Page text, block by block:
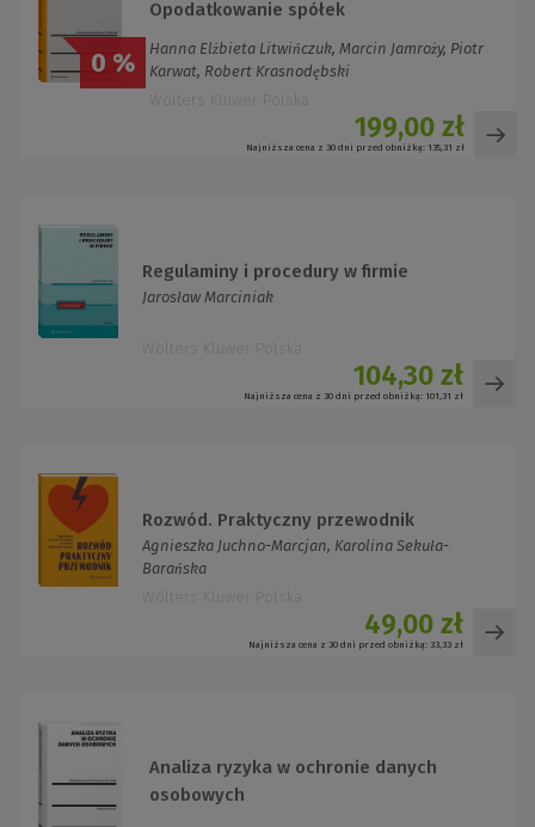
0 %
Opodatkowanie spółek
Hanna Elżbieta Litwińczuk, Marcin Jamroży, Piotr
Karwat, Robert Krasnodębski
199,00 zł
Najniższa cena z 30 dni przed obniżką: 135,31 zł
Regulaminy i procedury w firmie
Jarosław Marciniak
104,30 zł
Najniższa cena z 30 dni przed obniżką: 101,31 zł
Rozwód. Praktyczny przewodnik
Agnieszka Juchno-Marcjan, Karolina Sekuła-
Barańska
49,00 zł
Najniższa cena z 30 dni przed obniżką: 33,33 zł
Analiza ryzyka w ochronie danych
osobowych